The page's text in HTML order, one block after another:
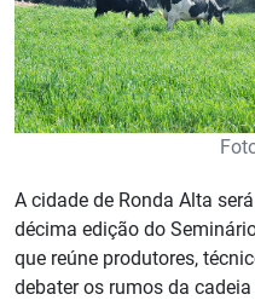
A cidade de Ronda Alta
décima edição do
que reúne produtores,
debater os rumos da